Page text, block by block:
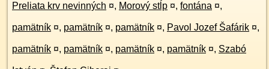
Preliata krv nevinných ¤, Morový stĺp ¤, fontána ¤,
pamätník ¤, pamätník ¤, pamätník ¤, Pavol Jozef Šafárik ¤,
pamätník ¤, pamätník ¤, pamätník ¤, pamätník ¤, Szabó